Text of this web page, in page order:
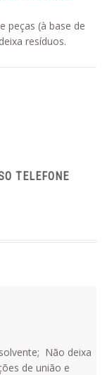
peças (à base de
resíduos.
TELEFONE
Não deixa
de união e